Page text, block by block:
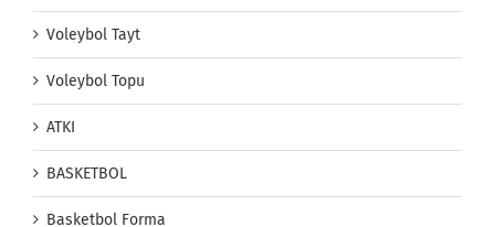
Voleybol Tayt
Voleybol Topu
ATKI
BASKETBOL
Basketbol Forma